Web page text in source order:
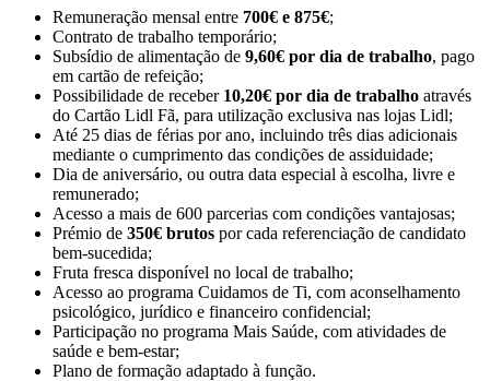
Remuneração mensal entre 700€ e 875€;
Contrato de trabalho temporário;
Subsídio de alimentação de 9,60€ por dia de trabalho, pago
em cartão de refeição;
Possibilidade de receber 10,20€ por dia de trabalho através
do Cartão Lidl Fã, para utilização exclusiva nas lojas Lidl;
Até 25 dias de férias por ano, incluindo três dias adicionais
mediante o cumprimento das condições de assiduidade;
Dia de aniversário, ou outra data especial à escolha, livre e
remunerado;
Acesso a mais de 600 parcerias com condições vantajosas;
Prémio de 350€ brutos por cada referenciação de candidato
bem-sucedida;
Fruta fresca disponível no local de trabalho;
Acesso ao programa Cuidamos de Ti, com aconselhamento
psicológico, jurídico e financeiro confidencial;
Participação no programa Mais Saúde, com atividades de
saúde e bem-estar;
Plano de formação adaptado à função.